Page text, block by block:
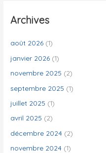
e
c
h
:
Archives
août 2026 (1)
janvier 2026 (1)
novembre 2025 (2)
septembre 2025 (1)
juillet 2025 (1)
avril 2025 (2)
décembre 2024 (2)
novembre 2024 (1)